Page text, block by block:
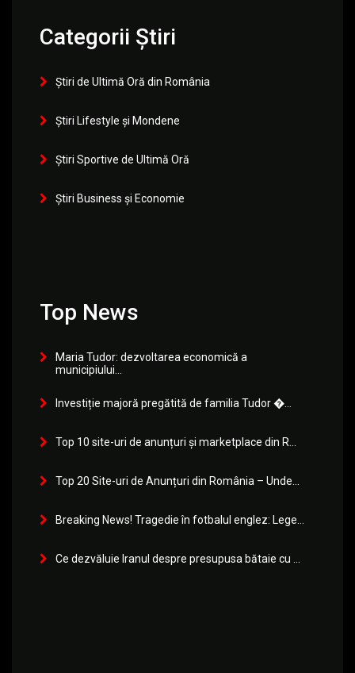
Categorii Știri
Știri de Ultimă Oră din România
Știri Lifestyle și Mondene
Știri Sportive de Ultimă Oră
Știri Business și Economie
Top News
Maria Tudor: dezvoltarea economică a
municipiului...
Investiție majoră pregătită de familia Tudor �...
Top 10 site-uri de anunțuri și marketplace din R...
Top 20 Site-uri de Anunțuri din România – Unde...
Breaking News! Tragedie în fotbalul englez: Lege...
Ce dezvăluie Iranul despre presupusa bătaie cu ...